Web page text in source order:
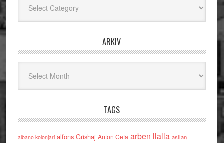
ARKIV
TAGS
albano kolonjari alfons Grishaj Anton Cefa arben llalla asllan